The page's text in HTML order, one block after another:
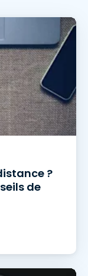
?
de